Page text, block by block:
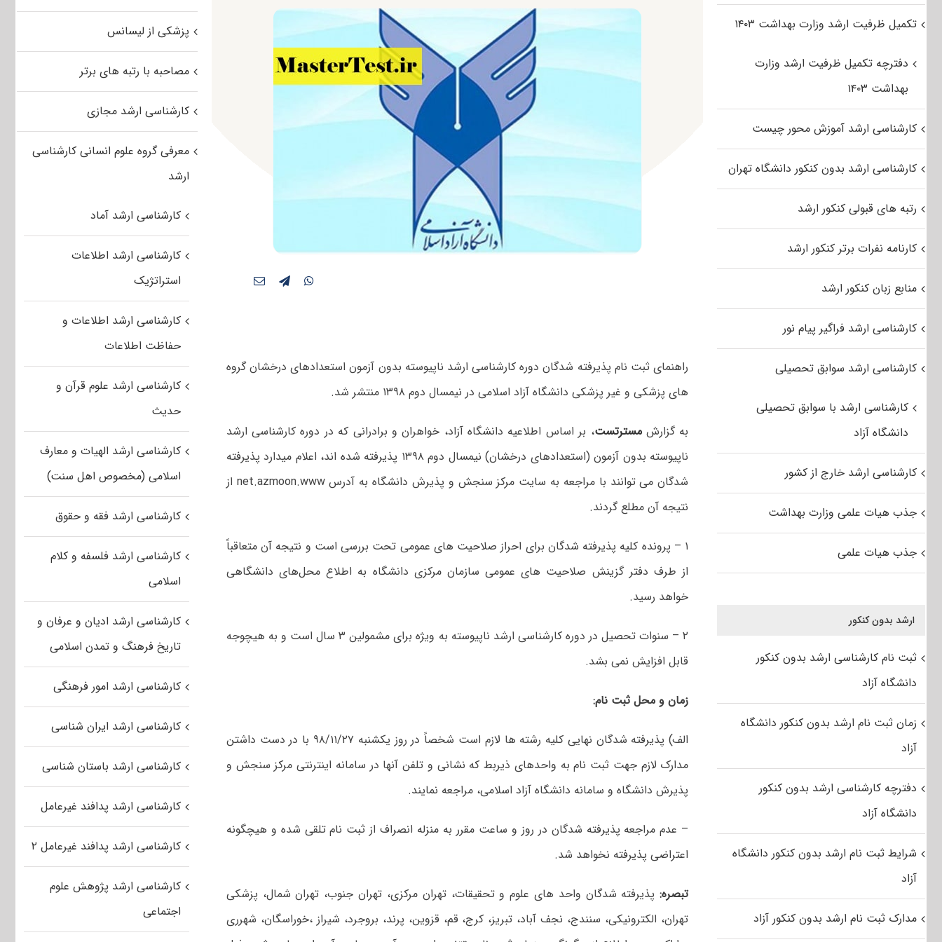
راهنمای ثبت نام پذیرفته شدگان دوره کارشناسی ارشد ناپیوسته بدون آزمون استعدادهای درخشان گروه
های پزشکی و غیر پزشکی دانشگاه آزاد اسلامی در نیمسال دوم ۱۳۹۸ منتشر شد.
به گزارشمسترتست، بر اساس اطلاعیه دانشگاه آزاد، خواهران و برادرانی که در دوره کارشناسی ارشد
ناپیوسته بدون آزمون (استعدادهای درخشان) نیمسال دوم ۱۳۹۸ پذیرفته شده اند، اعلام میدارد پذیرفته
شدگان می توانند با مراجعه به سایت مرکز سنجش و پذیرش دانشگاه به آدرس net.azmoon.www از
نتیجه آن مطلع گردند.
۱ – پرونده کلیه پذیرفته شدگان برای احراز صلاحیت های عمومی تحت بررسی است و نتیجه آن متعاقباً
از طرف دفتر گزینش صلاحیت های عمومی سازمان مرکزی دانشگاه به اطلاع محل‌های دانشگاهی
خواهد رسید.
۲ – سنوات تحصیل در دوره کارشناسی ارشد ناپیوسته به ویژه برای مشمولین ۳ سال است و به هیچوجه
قابل افزایش نمی بشد.
زمان و محل ثبت نام:
الف) پذیرفته شدگان نهایی کلیه رشته ها لازم است شخصاً در روز یکشنبه ۹۸/۱۱/۲۷ با در دست داشتن
مدارک لازم جهت ثبت نام به واحدهای ذیربط که نشانی و تلفن آنها در سامانه اینترنتی مرکز سنجش و
پذیرش دانشگاه و سامانه دانشگاه آزاد اسلامی، مراجعه نمایند.
– عدم مراجعه پذیرفته شدگان در روز و ساعت مقرر به منزله انصراف از ثبت نام تلقی شده و هیچگونه
اعتراضی پذیرفته نخواهد شد.
تبصره:پذیرفته شدگان واحد های علوم و تحقیقات، تهران مرکزی، تهران جنوب، تهران شمال، پزشکی
تهران، الکترونیکی، سنندج، نجف آباد، تبریز، کرج، قم، قزوین، پرند، بروجرد، شیراز ،خوراسگان، شهرری
پزشکی از لیسانس
مصاحبه با رتبه های برتر
کارشناسی ارشد مجازی
معرفی گروه علوم انسانی کارشناسی
ارشد
کارشناسی ارشد آماد
کارشناسی ارشد اطلاعات
استراتژیک
کارشناسی ارشد اطلاعات و
حفاظت اطلاعات
کارشناسی ارشد علوم قرآن و
حدیث
کارشناسی ارشد الهیات و معارف
اسلامی (مخصوص اهل سنت)
کارشناسی ارشد فقه و حقوق
کارشناسی ارشد فلسفه و کلام
اسلامی
کارشناسی ارشد ادیان و عرفان و
تاریخ فرهنگ و تمدن اسلامی
کارشناسی ارشد امور فرهنگی
کارشناسی ارشد ایران شناسی
کارشناسی ارشد باستان شناسی
کارشناسی ارشد پدافند غیرعامل
کارشناسی ارشد پدافند غیرعامل ۲
کارشناسی ارشد پژوهش علوم
اجتماعی
تکمیل ظرفیت ارشد وزارت بهداشت ۱۴۰۳
دفترچه تکمیل ظرفیت ارشد وزارت
بهداشت ۱۴۰۳
کارشناسی ارشد آموزش محور چیست
کارشناسی ارشد بدون کنکور دانشگاه تهران
رتبه های قبولی کنکور ارشد
کارنامه نفرات برتر کنکور ارشد
منابع زبان کنکور ارشد
کارشناسی ارشد فراگیر پیام نور
کارشناسی ارشد سوابق تحصیلی
کارشناسی ارشد با سوابق تحصیلی
دانشگاه آزاد
کارشناسی ارشد خارج از کشور
جذب هیات علمی وزارت بهداشت
جذب هیات علمی
ارشد بدون کنکور
ثبت نام کارشناسی ارشد بدون کنکور
دانشگاه آزاد
زمان ثبت نام ارشد بدون کنکور دانشگاه
آزاد
دفترچه کارشناسی ارشد بدون کنکور
دانشگاه آزاد
شرایط ثبت نام ارشد بدون کنکور دانشگاه
آزاد
مدارک ثبت نام ارشد بدون کنکور آزاد